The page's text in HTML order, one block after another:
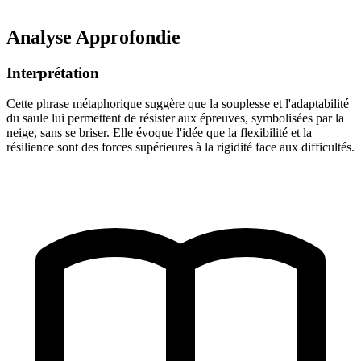
Analyse Approfondie
Interprétation
Cette phrase métaphorique suggère que la souplesse et l'adaptabilité
du saule lui permettent de résister aux épreuves, symbolisées par la
neige, sans se briser. Elle évoque l'idée que la flexibilité et la
résilience sont des forces supérieures à la rigidité face aux difficultés.